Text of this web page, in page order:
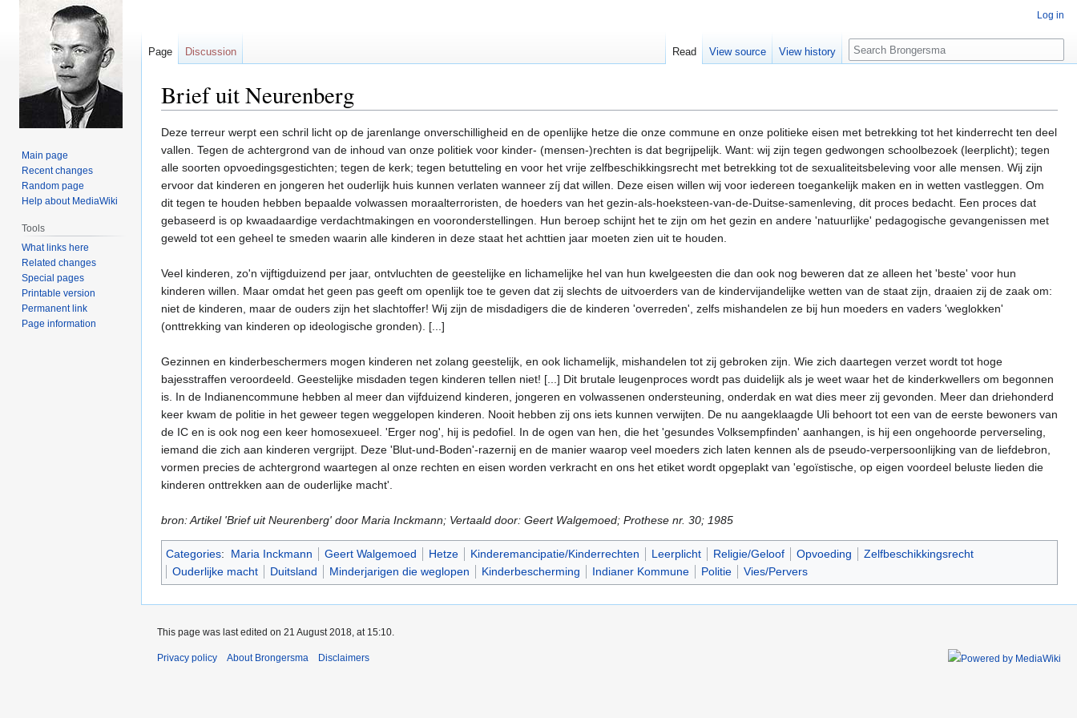
Brief uit Neurenberg
Jump
to
navigation
Jump
to
search
Deze terreur werpt een schril licht op de jarenlange onverschilligheid en de openlijke hetze die onze commune en onze politieke eisen met betrekking tot het kinderrecht ten deel
vallen. Tegen de achtergrond van de inhoud van onze politiek voor kinder- (mensen-)rechten is dat begrijpelijk. Want: wij zijn tegen gedwongen schoolbezoek (leerplicht); tegen
alle soorten opvoedingsgestichten; tegen de kerk; tegen betutteling en voor het vrije zelfbeschikkingsrecht met betrekking tot de sexualiteitsbeleving voor alle mensen. Wij zijn
ervoor dat kinderen en jongeren het ouderlijk huis kunnen verlaten wanneer zíj dat willen. Deze eisen willen wij voor iedereen toegankelijk maken en in wetten vastleggen. Om
dit tegen te houden hebben bepaalde volwassen moraalterroristen, de hoeders van het gezin-als-hoeksteen-van-de-Duitse-samenleving, dit proces bedacht. Een proces dat
gebaseerd is op kwaadaardige verdachtmakingen en vooronderstellingen. Hun beroep schijnt het te zijn om het gezin en andere 'natuurlijke' pedagogische gevangenissen met
geweld tot een geheel te smeden waarin alle kinderen in deze staat het achttien jaar moeten zien uit te houden.
Veel kinderen, zo'n vijftigduizend per jaar, ontvluchten de geestelijke en lichamelijke hel van hun kwelgeesten die dan ook nog beweren dat ze alleen het 'beste' voor hun
kinderen willen. Maar omdat het geen pas geeft om openlijk toe te geven dat zij slechts de uitvoerders van de kindervijandelijke wetten van de staat zijn, draaien zij de zaak om:
niet de kinderen, maar de ouders zijn het slachtoffer! Wij zijn de misdadigers die de kinderen 'overreden', zelfs mishandelen ze bij hun moeders en vaders 'weglokken'
(onttrekking van kinderen op ideologische gronden). [...]
Gezinnen en kinderbeschermers mogen kinderen net zolang geestelijk, en ook lichamelijk, mishandelen tot zij gebroken zijn. Wie zich daartegen verzet wordt tot hoge
bajesstraffen veroordeeld. Geestelijke misdaden tegen kinderen tellen niet! [...] Dit brutale leugenproces wordt pas duidelijk als je weet waar het de kinderkwellers om begonnen
is. In de Indianencommune hebben al meer dan vijfduizend kinderen, jongeren en volwassenen ondersteuning, onderdak en wat dies meer zij gevonden. Meer dan driehonderd
keer kwam de politie in het geweer tegen weggelopen kinderen. Nooit hebben zij ons iets kunnen verwijten. De nu aangeklaagde Uli behoort tot een van de eerste bewoners van
de IC en is ook nog een keer homosexueel. 'Erger nog', hij is pedofiel. In de ogen van hen, die het 'gesundes Volksempfinden' aanhangen, is hij een ongehoorde perverseling,
iemand die zich aan kinderen vergrijpt. Deze 'Blut-und-Boden'-razernij en de manier waarop veel moeders zich laten kennen als de pseudo-verpersoonlijking van de liefdebron,
vormen precies de achtergrond waartegen al onze rechten en eisen worden verkracht en ons het etiket wordt opgeplakt van 'egoïstische, op eigen voordeel beluste lieden die
kinderen onttrekken aan de ouderlijke macht'.
bron: Artikel 'Brief uit Neurenberg' door Maria Inckmann; Vertaald door: Geert Walgemoed; Prothese nr. 30; 1985
Categories: Maria Inckmann Geert Walgemoed Hetze Kinderemancipatie/Kinderrechten Leerplicht Religie/Geloof Opvoeding
Zelfbeschikkingsrecht
Ouderlijke macht
Duitsland Minderjarigen die weglopen Kinderbescherming Indianer Kommune Politie Vies/Pervers
Log in
Page Discussion Read View source View history Search
Main page
Recent changes
Random page
Help about MediaWiki
Tools
What links here
Related changes
Special pages
Printable version
Permanent link
Page information
This page was last edited on 21 August 2018, at 15:10.
Privacy policy About Brongersma Disclaimers